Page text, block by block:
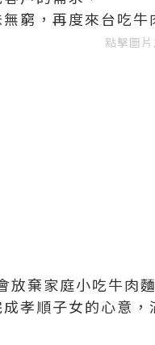
窮，再度來台吃牛
點擊圖
放棄家庭小吃牛肉麵
孝順子女的心意，